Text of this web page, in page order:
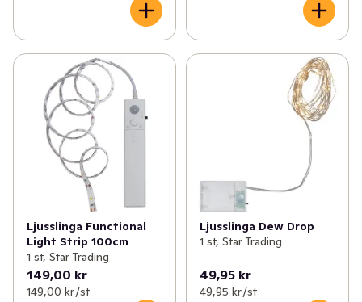
Ljusslinga Functional
Light Strip 100cm
1 st, Star Trading
149,00 kr
149,00 kr /st
Ljusslinga Dew Drop
1 st, Star Trading
49,95 kr
49,95 kr /st